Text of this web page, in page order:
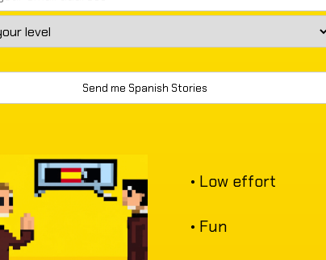
• Low effort
• Fun